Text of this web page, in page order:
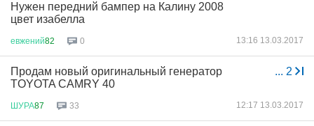
Нужен передний бампер на Калину 2008
цвет изабелла
евжений82 0 13:16 13.03.2017
... 2
Продам новый оригинальный генератор
TOYOTA CAMRY 40
ШУРА87 33 12:17 13.03.2017